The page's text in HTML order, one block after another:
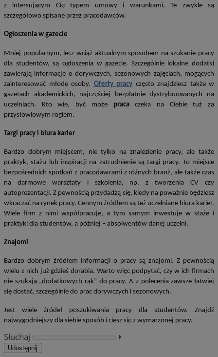
z intersującym Cię typem umowy i warunkami. Te zwykle są
szczegółowo spisane przez pracodawców.
Ogłoszenia w gazecie
Mniej popularnym, lecz wciąż aktualnym sposobem na szukanie pracy
dla studentów, są ogłoszenia w gazecie. Szczególnie lokalne dodatki
zawierają informacje o dorywczych, sezonowych zajęciach, mogących
zainteresować młode osoby. Oferty pracy często znajdziesz także w
gazetach akademickich, najczęściej bezpłatnie dystrybuowanych na
uczelniach. Kto wie, być może pracaczeka na Ciebie tuż za
przysłowiowym rogiem.
Targi pracy i biura karier
Bardzo dobrym miejscem, nie tylko na znalezienie pracy, ale także
praktyk, stażu lub inspiracji na zatrudnienie są targi pracy. To miejsce
bezpośrednich spotkań z pracodawcami z różnych branż, ale także czas
na darmowe warsztaty i szkolenia, np. z tworzenia CV czy
autoprezentacji. Z pewnością przydadzą się, kiedy na poważnie będziesz
wkraczać na rynek pracy. Cennym źródłem są też uczelniane biura karier.
Wiele firm z nimi współpracuje, a tym samym inwestuje w staże i
praktyki dla studentów, a później – absolwentów danej uczelni.
Znajomi
Bardzo dobrym źródłem informacji o pracy są znajomi. Z pewnością
wielu z nich już gdzieś dorabia. Warto więc podpytać, czy w ich firmach
nie szukają „dodatkowych rąk” do pracy. A z polecenia zawsze łatwiej
się dostać, szczególnie do prac dorywczych i sezonowych.
Jest wiele źródeł poszukiwania pracy dla studentów. Znajdź
najwygodniejszy dla siebie sposób i ciesz się z wymarzonej pracy.
Słuchaj ⏵︎
Udostępnij